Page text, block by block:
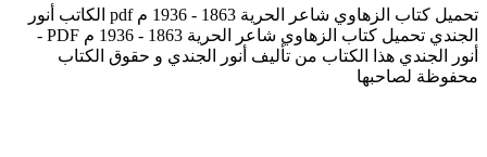
تحميل كتاب الزهاوي شاعر الحرية 1863 - 1936 م pdf الكاتب أنور
الجندي تحميل كتاب الزهاوي شاعر الحرية 1863 - 1936 م PDF -
أنور الجندي هذا الكتاب من تأليف أنور الجندي و حقوق الكتاب
محفوظة لصاحبها